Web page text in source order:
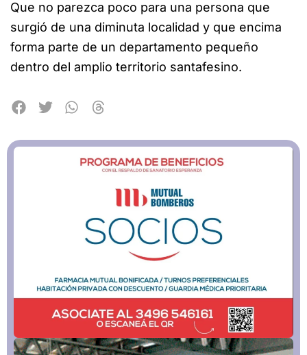
Que no parezca poco para una persona que
surgió de una diminuta localidad y que encima
forma parte de un departamento pequeño
dentro del amplio territorio santafesino.